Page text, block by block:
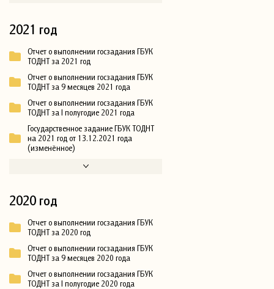
2021 год
Отчет о выполнении госзадания ГБУК
ТОДНТ за 2021 год
Отчет о выполнении госзадания ГБУК
ТОДНТ за 9 месяцев 2021 года
Отчет о выполнении госзадания ГБУК
ТОДНТ за I полугодие 2021 года
Государственное задание ГБУК ТОДНТ
на 2021 год от 13.12.2021 года
(изменённое)
2020 год
Отчет о выполнении госзадания ГБУК
ТОДНТ за 2020 год
Отчет о выполнении госзадания ГБУК
ТОДНТ за 9 месяцев 2020 года
Отчет о выполнении госзадания ГБУК
ТОДНТ за I полугодие 2020 года